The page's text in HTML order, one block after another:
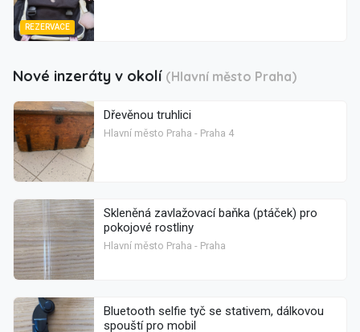
REZERVACE
Nové inzeráty v okolí (Hlavní město Praha)
Dřevěnou truhlici
Hlavní město Praha - Praha 4
Skleněná zavlažovací baňka (ptáček) pro
pokojové rostliny
Hlavní město Praha - Praha
Bluetooth selfie tyč se stativem, dálkovou
spouští pro mobil